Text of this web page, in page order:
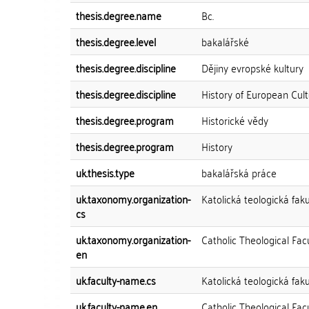
thesis.degree.name
Bc.
thesis.degree.level
bakalářské
thesis.degree.discipline
Dějiny evropské kultury
thesis.degree.discipline
History of European
thesis.degree.program
Historické vědy
thesis.degree.program
History
uk.thesis.type
bakalářská práce
uk.taxonomy.organization-
cs
Katolická teologická
uk.taxonomy.organization-
en
Catholic Theological
uk.faculty-name.cs Katolická teologická